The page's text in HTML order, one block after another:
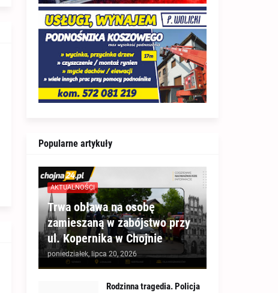
Popularne artykuły
AKTUALNOŚCI
Trwa obława na osobę
zamieszaną w zabójstwo przy
ul. Kopernika w Chojnie
poniedziałek, lipca 20, 2026
Rodzinna tragedia. Policja